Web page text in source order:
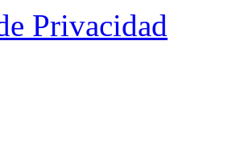
Privacidad